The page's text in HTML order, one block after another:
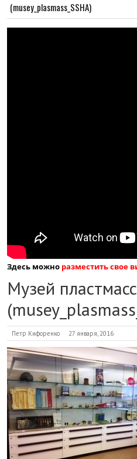
(musey_plasmass_SSHA)
Здесь можно разместить свое
Музей пластмасс
Петр Кифоренко 27 января, 2016